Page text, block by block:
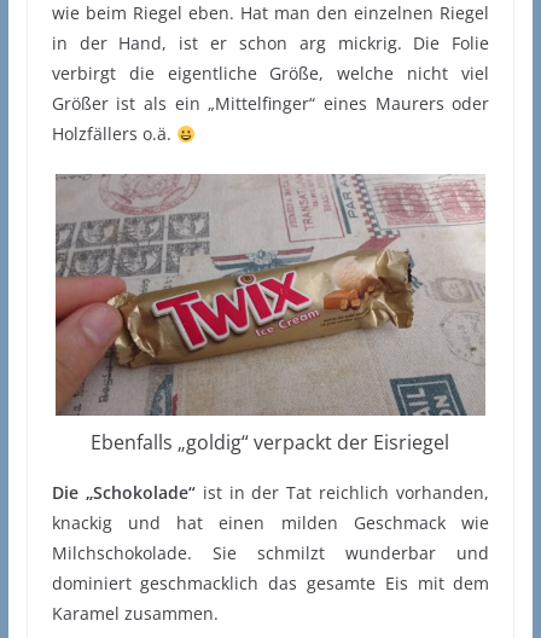
wie beim Riegel eben. Hat man den einzelnen Riegel
in der Hand, ist er schon arg mickrig. Die Folie
verbirgt die eigentliche Größe, welche nicht viel
Größer ist als ein „Mittelfinger“ eines Maurers oder
Holzfällers o.ä.
Ebenfalls „goldig“ verpackt der Eisriegel
Die „Schokolade“ist in der Tat reichlich vorhanden,
knackig und hat einen milden Geschmack wie
Milchschokolade. Sie schmilzt wunderbar und
dominiert geschmacklich das gesamte Eis mit dem
Karamel zusammen.